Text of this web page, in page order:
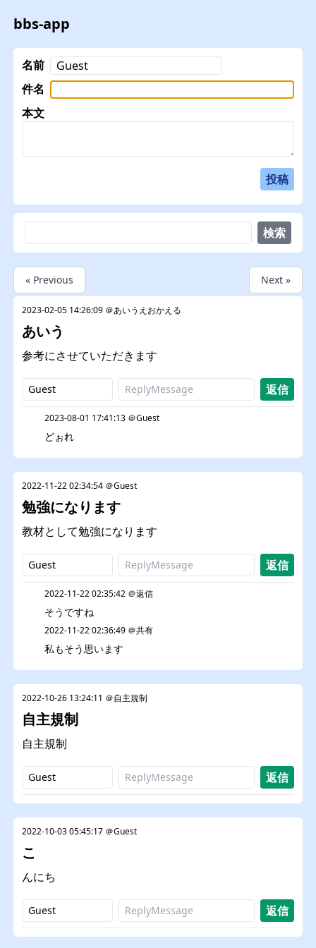
bbs-app
名前
件名
本文
« Previous Next »
2023-02-05 14:26:09 ＠あいうえおかえる
あいう
参考にさせていただきます
2023-08-01 17:41:13 ＠Guest
どぉれ
2022-11-22 02:34:54 ＠Guest
勉強になります
教材として勉強になります
2022-11-22 02:35:42 ＠返信
そうですね
2022-11-22 02:36:49 ＠共有
私もそう思います
2022-10-26 13:24:11 ＠自主規制
自主規制
自主規制
2022-10-03 05:45:17 ＠Guest
こ
んにち